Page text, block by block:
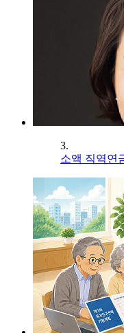
3.
소액 직역연